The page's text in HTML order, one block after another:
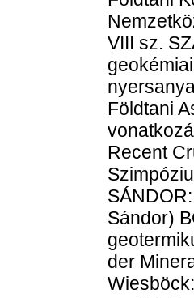
VIII sz.
Földtani
Recent
Sándor)
der